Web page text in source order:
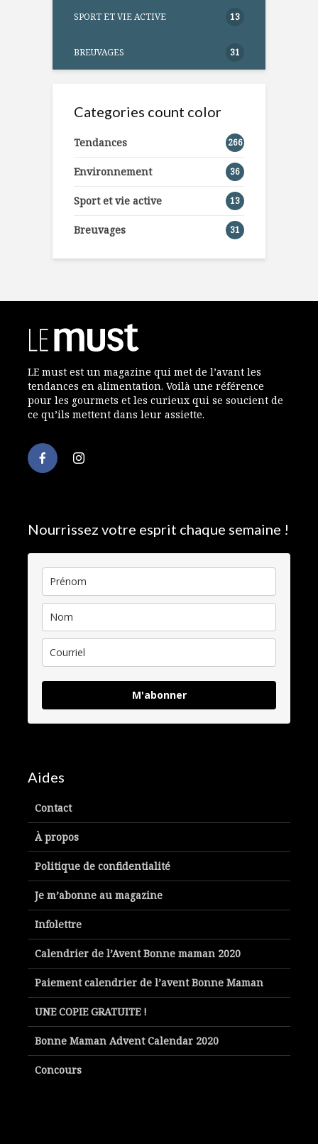
SPORT ET VIE ACTIVE 13
BREUVAGES 31
Categories count color
Tendances 266
Environnement 36
Sport et vie active 13
Breuvages 31
LE must est un magazine qui met de l’avant les
tendances en alimentation. Voilà une référence
pour les gourmets et les curieux qui se soucient de
ce qu’ils mettent dans leur assiette.
Nourrissez votre esprit chaque semaine !
M'abonner
Aides
Contact
À propos
Politique de confidentialité
Je m’abonne au magazine
Infolettre
Calendrier de l’Avent Bonne maman 2020
Paiement calendrier de l’avent Bonne Maman
UNE COPIE GRATUITE !
Bonne Maman Advent Calendar 2020
Concours